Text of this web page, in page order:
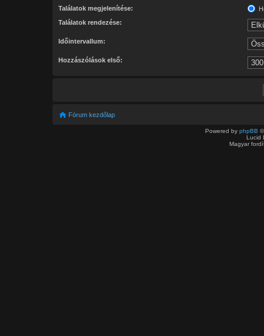
Találatok megjelenítése:
Találatok rendezése:
Időintervallum:
Hozzászólások első:
Fórum kezdőlap
Powered by phpBB
Lucid
Magyar